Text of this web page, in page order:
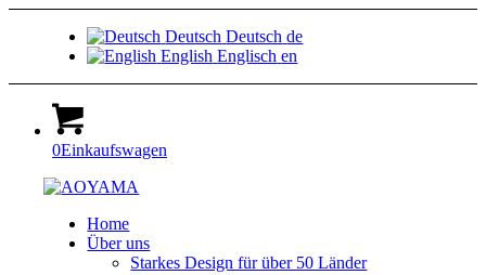
Deutsch Deutsch de
English Englisch en
0Einkaufswagen
Home
Über uns
Starkes Design für über 50 Länder